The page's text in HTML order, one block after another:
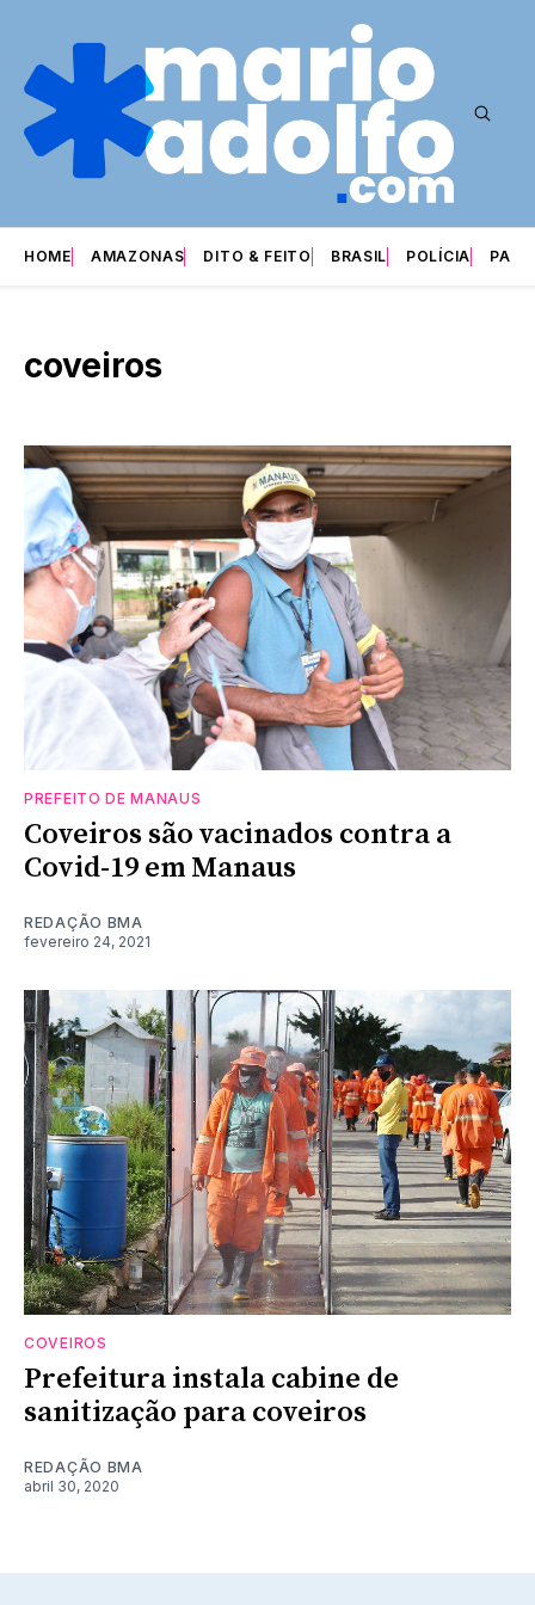
HOME AMAZONAS DITO & FEITO BRASIL POLÍCIA
coveiros
PREFEITO DE MANAUS
Coveiros são vacinados contra a
Covid-19 em Manaus
REDAÇÃO BMA
fevereiro 24, 2021
COVEIROS
Prefeitura instala cabine de
sanitização para coveiros
REDAÇÃO BMA
abril 30, 2020